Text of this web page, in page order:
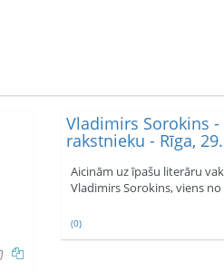
Vladimirs Sorokins
rakstnieku - Rīga,
Aicinām uz īpašu literāru
Vladimirs Sorokins, viens
(0)